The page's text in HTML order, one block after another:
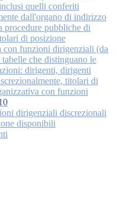
quelli conferiti
dall'organo di indirizzo
procedure pubbliche di
di posizione
con funzioni dirigenziali (da
che distinguano le
dirigenti, dirigenti
titolari di
con funzioni
dirigenziali discrezionali
disponibili